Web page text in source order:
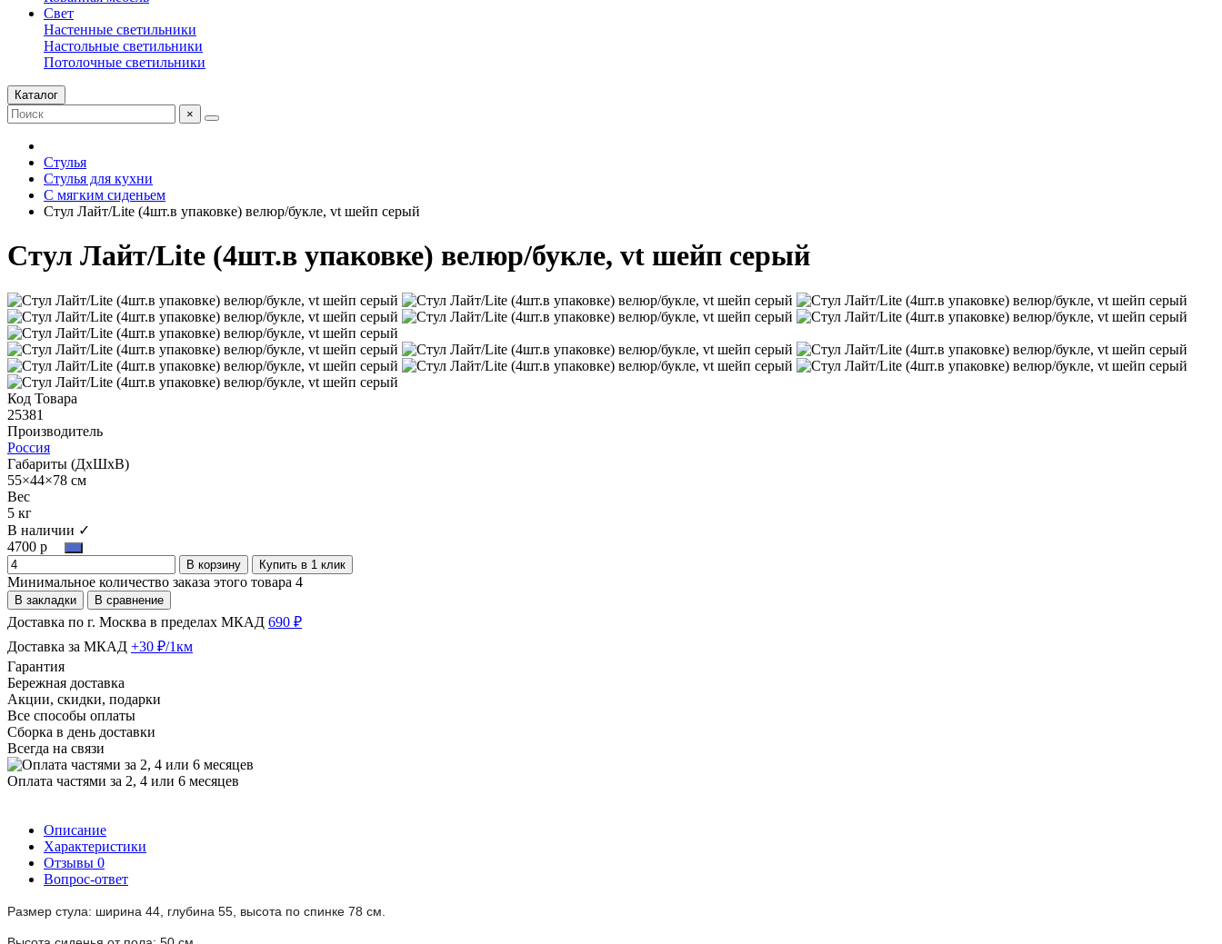
Свет
Настенные светильники
Настольные светильники
Потолочные светильники
Каталог
×
Стулья
Стулья для кухни
С мягким сиденьем
Стул Лайт/Lite (4шт.в упаковке) велюр/букле, vt шейп серый
Стул Лайт/Lite (4шт.в упаковке) велюр/букле, vt шейп серый
Код Товара
25381
Производитель
Россия
Габариты (ДхШхВ)
55×44×78 см
Вес
5 кг
В наличии ✓
4700 р
В корзину Купить в 1 клик
Минимальное количество заказа этого товара 4
В закладки В сравнение
Доставка по г. Москва в пределах МКАД 690 ₽
Доставка за МКАД +30 ₽/1км
Гарантия
Бережная доставка
Акции, скидки, подарки
Все способы оплаты
Сборка в день доставки
Всегда на связи
Оплата частями за 2, 4 или 6 месяцев
Описание
Характеристики
Отзывы 0
Вопрос-ответ
Размер стула: ширина 44, глубина 55, высота по спинке 78 см.